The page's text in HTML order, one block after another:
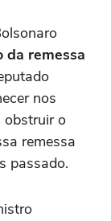
da remessa
nos
obstruir o
remessa
passado.